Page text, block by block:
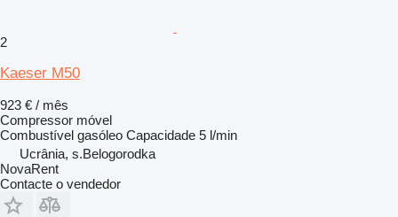
2
Kaeser M50
923 € / mês
Compressor móvel
Combustível gasóleo Capacidade 5 l/min
Ucrânia, s.Belogorodka
NovaRent
Contacte o vendedor